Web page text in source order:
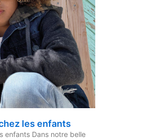
les enfants
enfants Dans notre belle